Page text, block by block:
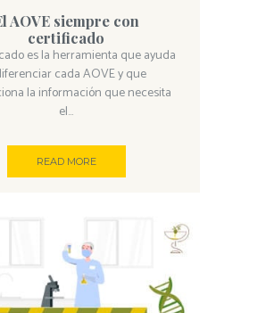
AOVE siempre con
certificado
es la herramienta que ayuda
cada AOVE y que
la información que necesita
el...
READ MORE